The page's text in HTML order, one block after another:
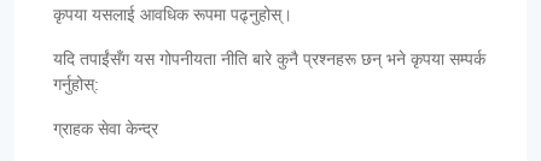
कृपया यसलाई आवधिक रूपमा पढ्नुहोस्।
यदि तपाईंसँग यस गोपनीयता नीति बारे कुनै प्रश्नहरू छन् भने कृपया सम्पर्क
गर्नुहोस्:
ग्राहक सेवा केन्द्र